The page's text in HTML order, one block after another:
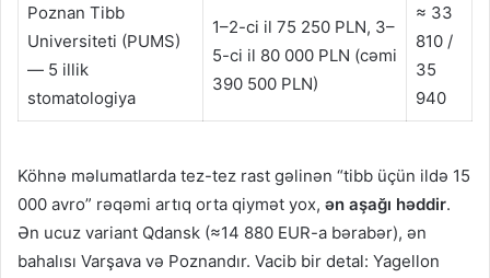
Poznan Tibb
Universiteti (PUMS)
— 5 illik
stomatologiya
1–2-ci il 75 250 PLN, 3–
5-ci il 80 000 PLN (cəmi
390 500 PLN)
≈ 33
810 /
35
940
Köhnə məlumatlarda tez-tez rast gəlinən “tibb üçün ildə 15
000 avro” rəqəmi artıq orta qiymət yox, ən aşağı həddir.
Ən ucuz variant Qdansk (≈14 880 EUR-a bərabər), ən
bahalısı Varşava və Poznandır. Vacib bir detal: Yagellon